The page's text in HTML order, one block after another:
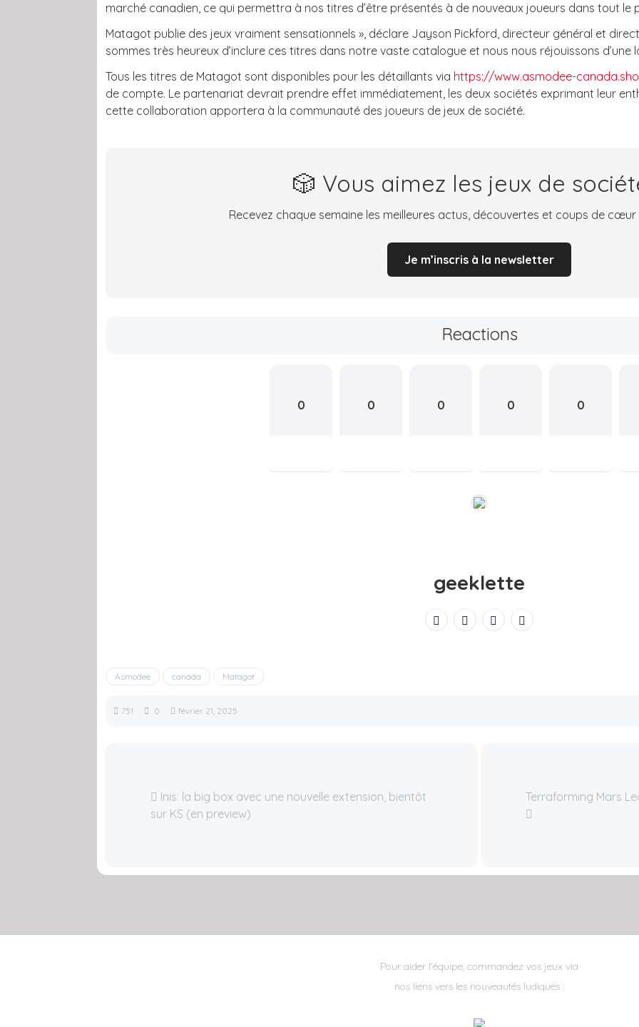
marché canadien, ce qui permettra à nos titres d’être présentés à de nouveaux joueurs dans tout le
Matagot publie des jeux vraiment sensationnels », déclare Jayson Pickford, directeur général et
sommes très heureux d’inclure ces titres dans notre vaste catalogue et nous nous réjouissons
Tous les titres de Matagot sont disponibles pour les détaillants via https://www.asmodee-
de compte. Le partenariat devrait prendre effet immédiatement, les deux sociétés exprimant leur
cette collaboration apportera à la communauté des joueurs de jeux de société.
🎲 Vous aimez les jeux de
Recevez chaque semaine les meilleures actus, découvertes et coups de
Je m’inscris à la newsletter
Reactions
0 0 0 0 0
geeklette
Asmodee canada Matagot
751 0 février 21, 2025
Inis: la big box avec une nouvelle extension, bientôt
sur KS (en preview)
Terraforming Mars
Pour aider l'équipe, commandez vos jeux via
nos liens vers les nouveautés ludiques :